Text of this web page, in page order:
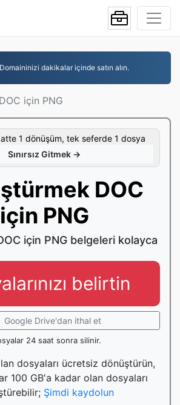
dakikalar içinde satın alın.
DOC için PNG
1 dönüşüm, tek seferde 1 dosya
Sınırsız Gitmek →
DOC
için PNG
için PNG belgeleri kolayca
belirtin
Google Drive'dan ithal et
24 saat sonra silinir.
dosyaları ücretsiz dönüştürün,
100 GB'a kadar olan dosyaları
Şimdi kaydolun